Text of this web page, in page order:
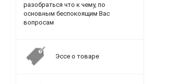
разобраться что к чему, по
основным беспокоящим Вас
вопросам
Эссе о товаре